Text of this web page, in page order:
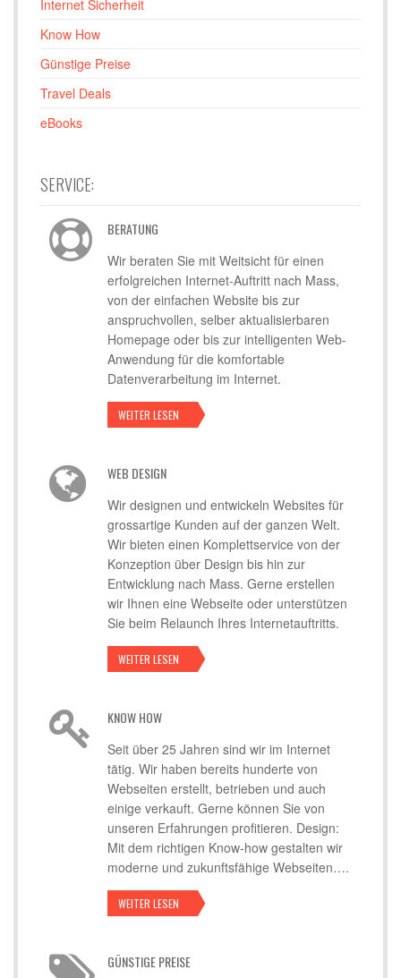
Internet Sicherheit
Know How
Günstige Preise
Travel Deals
eBooks
SERVICE:
BERATUNG
Wir beraten Sie mit Weitsicht für einen
erfolgreichen Internet-Auftritt nach Mass,
von der einfachen Website bis zur
anspruchvollen, selber aktualisierbaren
Homepage oder bis zur intelligenten Web-
Anwendung für die komfortable
Datenverarbeitung im Internet.
WEITER LESEN
WEB DESIGN
Wir designen und entwickeln Websites für
grossartige Kunden auf der ganzen Welt.
Wir bieten einen Komplettservice von der
Konzeption über Design bis hin zur
Entwicklung nach Mass. Gerne erstellen
wir Ihnen eine Webseite oder unterstützen
Sie beim Relaunch Ihres Internetauftritts.
WEITER LESEN
KNOW HOW
Seit über 25 Jahren sind wir im Internet
tätig. Wir haben bereits hunderte von
Webseiten erstellt, betrieben und auch
einige verkauft. Gerne können Sie von
unseren Erfahrungen profitieren. Design:
Mit dem richtigen Know-how gestalten wir
moderne und zukunftsfähige Webseiten….
WEITER LESEN
GÜNSTIGE PREISE